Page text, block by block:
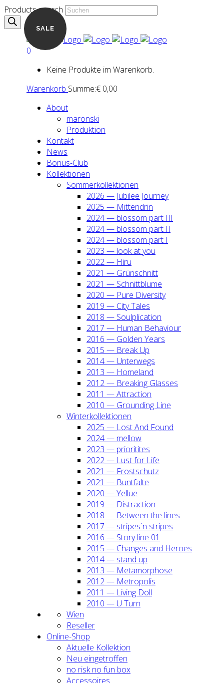
Products search
0
Keine Produkte im Warenkorb.
Warenkorb Summe:€ 0,00
About
maron­ski
Pro­duk­ti­on
Kon­takt
News
Bonus-Club
Kol­lek­tio­nen
Som­mer­kol­lek­tio­nen
2026 — Jubi­lee Jour­ney
2025 — Mit­ten­drin
2024 — blos­som part III
2024 — blos­som part II
2024 — blos­som part I
2023 — look at you
2022 — Hiru
2021 — Grün­schnitt
2021 — Schnitt­blu­me
2020 — Pure Diver­si­ty
2019 — City Tales
2018 — Soul­pli­ca­ti­on
2017 — Human Beha­viour
2016 — Gol­den Years
2015 — Break Up
2014 — Unter­wegs
2013 — Home­land
2012 — Brea­king Glas­ses
2011 — Attrac­tion
2010 — Groun­ding Line
Win­ter­kol­lek­tio­nen
2025 — Lost And Found
2024 — mel­low
2023 — prio­ri­ti­tes
2022 — Lust for Life
2021 — Frost­schutz
2021 — Bunt­fal­te
2020 — Yel­lue
2019 — Dis­trac­tion
2018 — Bet­ween the lines
2017 — stripes´n stripes
2016 — Sto­ry line 01
2015 — Chan­ges and Heroes
2014 — stand up
2013 — Meta­mor­pho­se
2012 — Metro­po­lis
2011 — Living Doll
2010 — U Turn
Wien
Resel­ler
Online-Shop
Aktu­el­le Kol­lek­ti­on
Neu ein­ge­trof­fen
no risk no fun box
Acces­soires
SALE